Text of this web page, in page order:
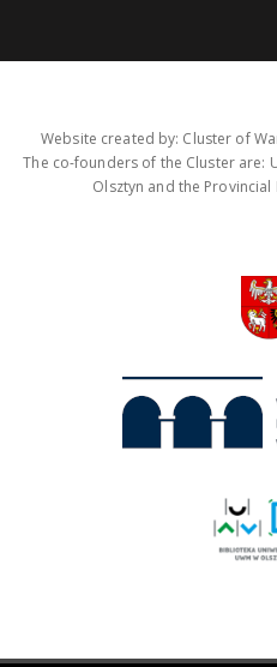
Website created by: Cluster of
The co-founders of the Cluster are:
Olsztyn and the